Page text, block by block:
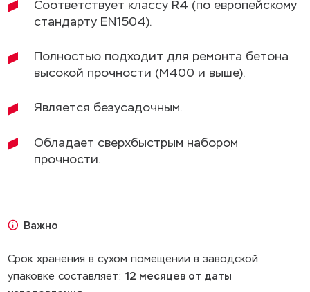
Соответствует классу R4 (по европейскому
стандарту EN1504).
Полностью подходит для ремонта бетона
высокой прочности (М400 и выше).
Является безусадочным.
Обладает сверхбыстрым набором
прочности.
применяется для конструкционного ремонта
Марочная прочность,
МПа 2 часа, не менее
Основание должно быть чистым, прочным и
Собор Казанской
иконы Божий
Важно
Срок хранения в сухом помещении в заводской
упаковке составляет:12 месяцев от даты